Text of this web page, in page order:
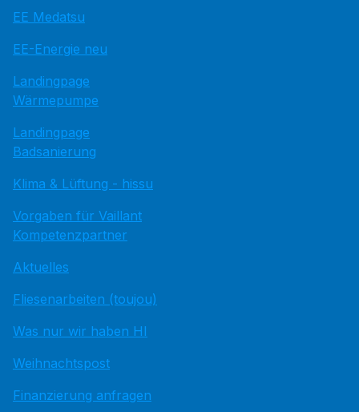
EE Medatsu
EE-Energie neu
Landingpage
Wärmepumpe
Landingpage
Badsanierung
Klima & Lüftung - hissu
Vorgaben für Vaillant
Kompetenzpartner
Aktuelles
Fliesenarbeiten (toujou)
Was nur wir haben HI
Weihnachtspost
Finanzierung anfragen